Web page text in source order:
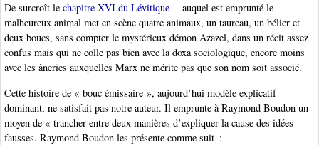
De surcroît le chapitre XVI du Lévitique
auquel est emprunté le
malheureux animal met en scène quatre animaux, un taureau, un bélier et
deux boucs, sans compter le mystérieux démon Azazel, dans un récit assez
confus mais qui ne colle pas bien avec la doxa sociologique, encore moins
avec les âneries auxquelles Marx ne mérite pas que son nom soit associé.
Cette histoire de « bouc émissaire », aujourd’hui modèle explicatif
dominant, ne satisfait pas notre auteur. Il emprunte à Raymond Boudon un
moyen de « trancher entre deux manières d’expliquer la cause des idées
fausses. Raymond Boudon les présente comme suit :